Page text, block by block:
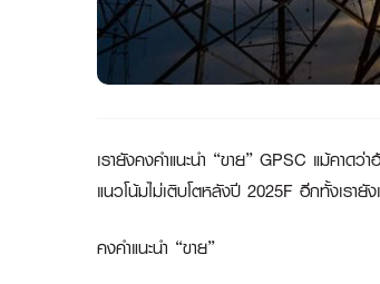
เรายังคงคำแนะนำ “ขาย” GPSC แม้คาดว่า
แนวโน้มไม่เติบโตหลังปี 2025F อีกทั้งเรายั
คงคำแนะนำ “ขาย”